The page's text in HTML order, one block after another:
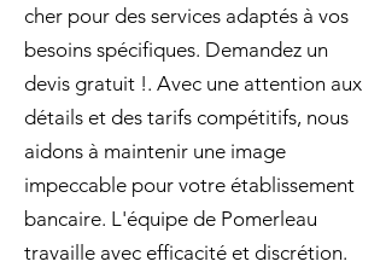
cher pour des services adaptés à vos
besoins spécifiques. Demandez un
devis gratuit !. Avec une attention aux
détails et des tarifs compétitifs, nous
aidons à maintenir une image
impeccable pour votre établissement
bancaire. L'équipe de Pomerleau
travaille avec efficacité et discrétion.